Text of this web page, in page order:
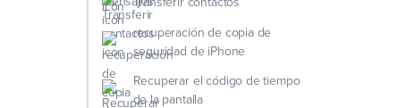
recuperación de copia de
seguridad de iPhone
Recuperar el código de tiempo
de la pantalla